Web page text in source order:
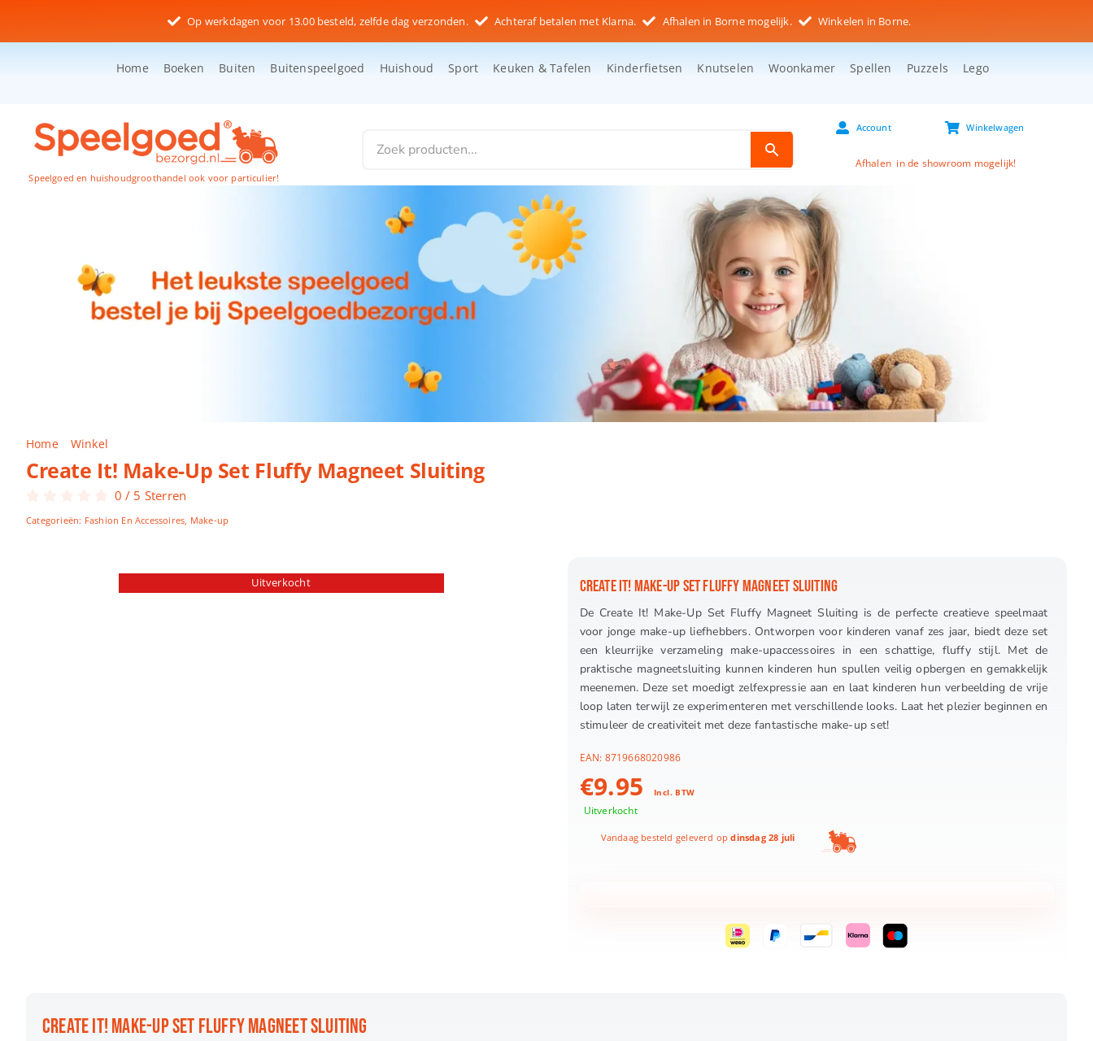
inhoud
Op werkdagen voor 13.00 besteld, zelfde dag verzonden. Achteraf betalen met Klarna. Afhalen in Borne mogelijk. Winkelen in Borne.
Home Boeken Buiten Buitenspeelgoed Huishoud Sport Keuken & Tafelen Kinderfietsen Knutselen Woonkamer Spellen Puzzels Lego
Speelgoed en huishoudgroothandel ook voor particulier!
Account Winkelwagen
Afhalen in de showroom mogelijk!
Home Winkel
Create It! Make-Up Set Fluffy Magneet Sluiting
0 / 5 Sterren
Categorieën: Fashion En Accessoires, Make-up
Uitverkocht CREATE IT! MAKE-UP SET FLUFFY MAGNEET SLUITING
De Create It! Make-Up Set Fluffy Magneet Sluiting is de perfecte creatieve speelmaat
voor jonge make-up liefhebbers. Ontworpen voor kinderen vanaf zes jaar, biedt deze set
een kleurrijke verzameling make-upaccessoires in een schattige, fluffy stijl. Met de
praktische magneetsluiting kunnen kinderen hun spullen veilig opbergen en gemakkelijk
meenemen. Deze set moedigt zelfexpressie aan en laat kinderen hun verbeelding de vrije
loop laten terwijl ze experimenteren met verschillende looks. Laat het plezier beginnen en
stimuleer de creativiteit met deze fantastische make-up set!
EAN: 8719668020986
€9.95 Incl. BTW
Uitverkocht
Vandaag besteld geleverd op dinsdag 28 juli
CREATE IT! MAKE-UP SET FLUFFY MAGNEET SLUITING